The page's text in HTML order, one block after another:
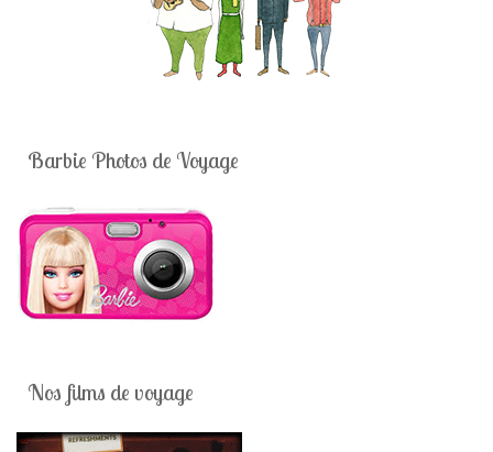
Barbie Photos de Voyage
Nos films de voyage